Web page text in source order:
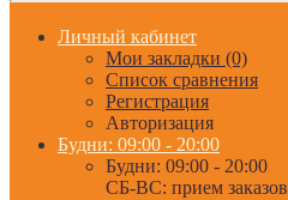
Личный кабинет
Мои закладки (0)
Список сравнения
Регистрация
Авторизация
Будни: 09:00 - 20:00
Будни: 09:00 - 20:00
СБ-ВС: прием заказов